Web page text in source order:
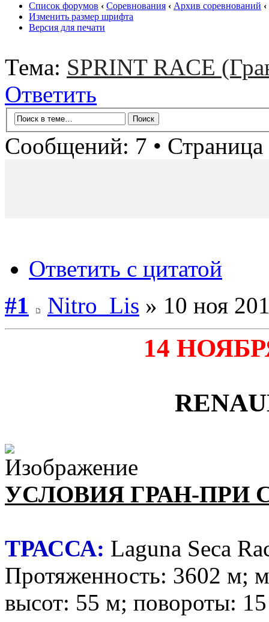
Список форумов ‹ Соревнования ‹ Архив соревнований ‹
Изменить размер шрифта
Версия для печати
Тема: SPRINT RACE
Ответить
Сообщений: 7 • Страница
Ответить с цитатой
#1
Nitro_Lis » 10 ноя
14
УСЛОВИЯ ГРАН-ПРИ
ТРАССА: Laguna Seca
Протяженность: 3602 м;
высот: 55 м; повороты: 15